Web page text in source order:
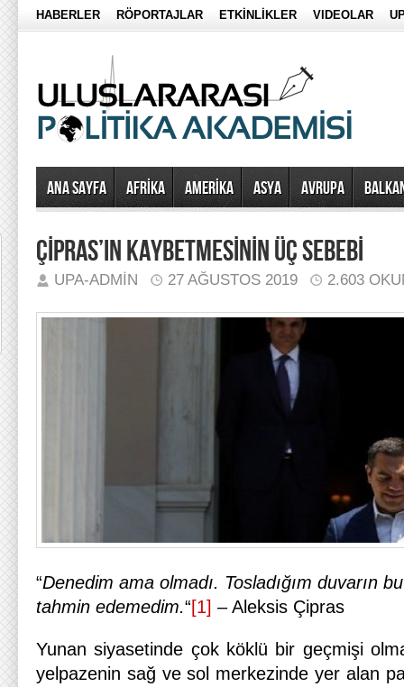
HABERLER RÖPORTAJLAR ETKİNLİKLER VIDEOLAR
Ana Sayfa AFRİKA AMERİKA ASYA AVRUPA
ÇİPRAS’IN KAYBETMESİNİN ÜÇ SEBEBİ
UPA-ADMIN 27 AĞUSTOS 2019 2.603
“Denedim ama olmadı. Tosladığım duvarın
tahmin edemedim.“[1] – Aleksis Çipras
Yunan siyasetinde çok köklü bir geçmişi
yelpazenin sağ ve sol merkezinde yer alan